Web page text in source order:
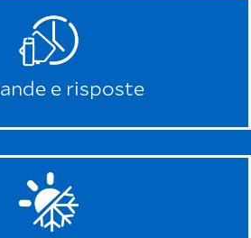
e risposte